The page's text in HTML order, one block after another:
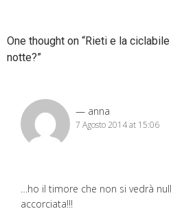
One thought on “Rieti e la
notte?”
anna
7 Agosto 2014 at 15:06
…ho il timore che non si vedrà
accorciata!!!